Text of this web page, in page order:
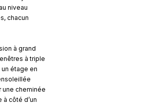
niveau
chacun
à grand
à triple
étage en
une cheminée
côté d’un